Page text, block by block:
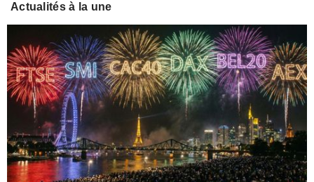
Actualités à la une